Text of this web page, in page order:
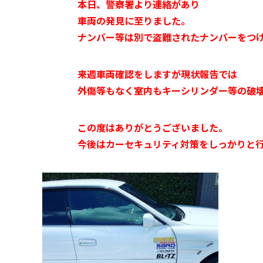
本日、警察署より連絡があり
車両の発見に至りました。
ナンバー等は別で盗難されたナンバーをつ
来週車両確認をしますが現状報告では
外傷等もなく室内もキーシリンダー等の破
この度はありがとうございました。
今後はカーセキュリティ対策をしっかりと